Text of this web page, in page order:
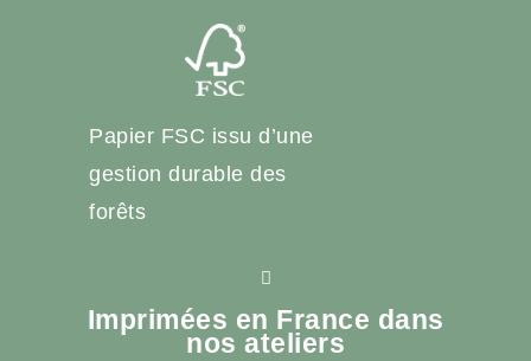
Papier FSC issu d’une
gestion durable des
forêts
Imprimées en France dans
nos ateliers